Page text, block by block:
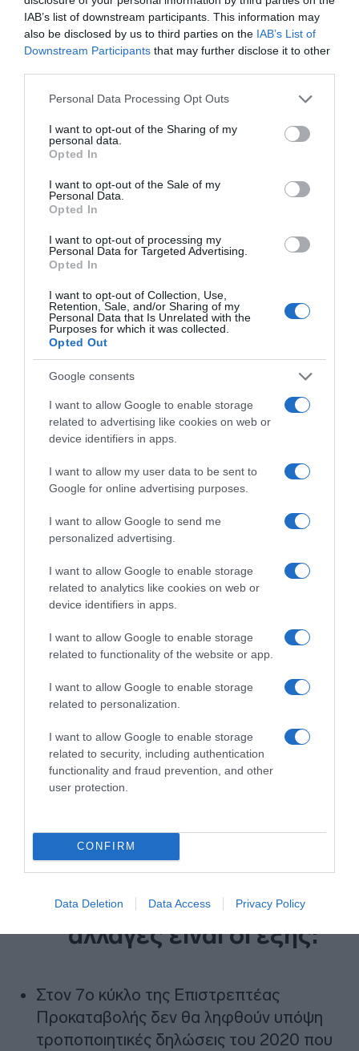
IAB’s list of downstream participants. This information may
also be disclosed by us to third parties on the IAB’s List of
Downstream Participants that may further disclose it to other
Please note that this website/app uses one or more Google
not limited to your visit or usage behaviour. You may click to
grant or deny consent to Google and its third-party tags to
use your data for below specified purposes in below Google
consent section.
Personal Data Processing Opt Outs
I want to opt-out of the Sharing of my
personal data.
Opted In
I want to opt-out of the Sale of my
Personal Data.
Opted In
I want to opt-out of processing my
Personal Data for Targeted Advertising.
Opted In
I want to opt-out of Collection, Use,
Retention, Sale, and/or Sharing of my
Personal Data that Is Unrelated with the
Purposes for which it was collected.
Opted Out
Google consents
I want to allow Google to enable storage
related to advertising like cookies on web or
device identifiers in apps.
I want to allow my user data to be sent to
Google for online advertising purposes.
I want to allow Google to send me
personalized advertising.
I want to allow Google to enable storage
related to analytics like cookies on web or
device identifiers in apps.
I want to allow Google to enable storage
related to functionality of the website or app.
I want to allow Google to enable storage
related to personalization.
I want to allow Google to enable storage
related to security, including authentication
functionality and fraud prevention, and other
user protection.
CONFIRM
Data Deletion Data Access Privacy Policy
ΔΙΑΦΗΜΙΣΗ
Οι υπουργοί Οικονομικών και Εργασίας και
Κοινωνικών Υποθέσεων έδωσαν εντολή να
εντατικοποιηθούν περαιτέρω οι έλεγχοι και
να συνεργαστούν οι αρμόδιες ελεγκτικές
υπηρεσίες για την ταχεία ολοκλήρωση των
φακέλων. Οι κ.κ. Χρήστος Σταϊκούρας και
Κωστής Χατζηδάκης διαβεβαιώνουν ότι σε
όλες τις ύποπτες περιπτώσεις, τα στοιχεία
θα συγκεντρωθούν και θα διαβιβαστούν
άμεσα στις αρμόδιες εισαγγελικές αρχές και
θα ακολουθήσουν οι προσήκουσες κατά
περίπτωση ενέργειες.
Παράλληλα, για την αποφυγή αντίστοιχων
δρομολογούν αλλαγές στο υφιστάμενο
νομοθετικό πλαίσιο ορισμένων μέτρων
ΔΙΑΦΗΜΙΣΗ
Οι πρώτες σημαντικές
αλλαγές είναι οι εξής:
Στον 7ο κύκλο της Επιστρεπτέας
Προκαταβολής δεν θα ληφθούν υπόψη
τροποποιητικές δηλώσεις του 2020 που